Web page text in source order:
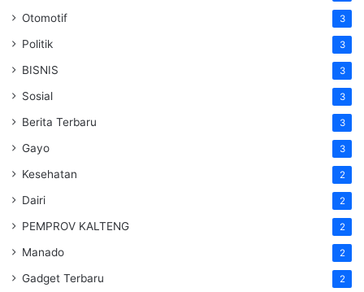
Otomotif 3
Politik 3
BISNIS 3
Sosial 3
Berita Terbaru 3
Gayo 3
Kesehatan 2
Dairi 2
PEMPROV KALTENG 2
Manado 2
Gadget Terbaru 2